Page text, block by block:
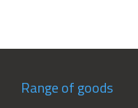
Range of goods